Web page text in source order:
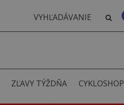
ZĽAVY TÝŽDŇA CYKLOSHOP